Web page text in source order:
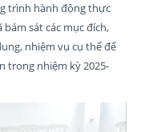
trình hành động thực
sát các mục đích,
nhiệm vụ cụ thể để
trong nhiệm kỳ 2025-